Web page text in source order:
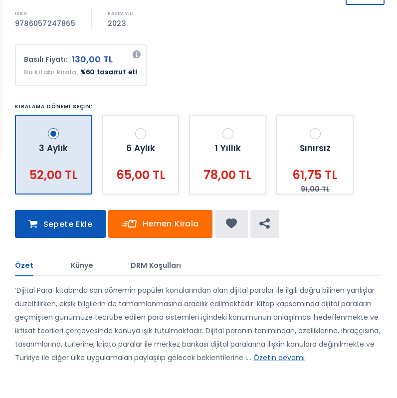
9786057247865 2023
Basılı Fiyatı: 130,00 TL
Bu kitabı kirala, %60 tasarruf et!
KİRALAMA DÖNEMİ SEÇİN:
3 Aylık
52,00 TL
6 Aylık
65,00 TL
1 Yıllık
78,00 TL
Sınırsız
91,00 TL
61,75 TL
Sepete Ekle Hemen Kirala
Özet Künye DRM Koşulları
‘Dijital Para’ kitabında son dönemin popüler konularından olan dijital paralar ile ilgili doğru bilinen yanlışlar
düzeltilirken, eksik bilgilerin de tamamlanmasına aracılık edilmektedir. Kitap kapsamında dijital paraların
geçmişten günümüze tecrübe edilen para sistemleri içindeki konumunun anlaşılması hedeflenmekte ve
iktisat teorileri çerçevesinde konuya ışık tutulmaktadır. Dijital paranın tanımından, özelliklerine, ihraççısına,
tasarımlarına, türlerine, kripto paralar ile merkez bankası dijital paralarına ilişkin konulara değinilmekte ve
Türkiye ile diğer ülke uygulamaları paylaşılıp gelecek beklentilerine i... Özetin devamı